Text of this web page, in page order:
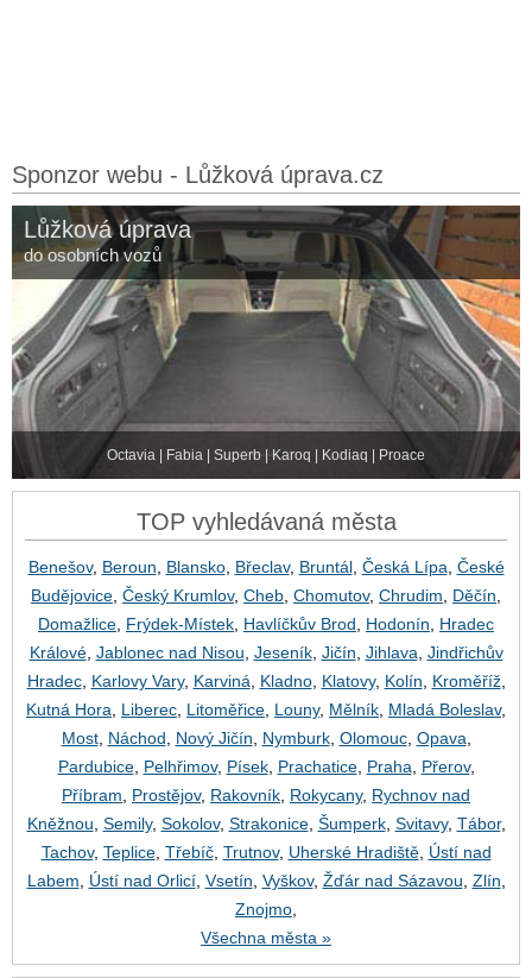
Sponzor webu - Lůžková úprava.cz
Lůžková úprava
do osobních vozů
Octavia | Fabia | Superb | Karoq | Kodiaq | Proace
TOP vyhledávaná města
Benešov, Beroun Blansko, Břeclav, Bruntál, Česká Lípa České
Budějovice Český Krumlov, Cheb Chomutov, Chrudim Děčín
Domažlice Frýdek-Místek Havlíčkův Brod Hodonín
Hradec
Králové, Jablonec nad Nisou Jeseník, Jičín Jihlava Jindřichův
Hradec, Karlovy Vary, Karviná Kladno, Klatovy, Kolín Kroměříž,
Kutná Hora
Liberec Litoměřice Louny, Mělník Mladá Boleslav,
Most, Náchod Nový Jičín Nymburk, Olomouc, Opava
Pardubice, Pelhřimov, Písek, Prachatice, Praha Přerov,
Příbram
Prostějov, Rakovník Rokycany, Rychnov nad
Kněžnou Semily, Sokolov, Strakonice, Šumperk, Svitavy, Tábor,
Tachov, Teplice, Třebíč, Trutnov, Uherské Hradiště, Ústí nad
Labem
Ústí nad Orlicí, Vsetín Vyškov, Žďár nad Sázavou Zlín
Znojmo
Všechna města »